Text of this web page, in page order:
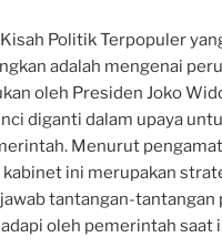
Politik Terpopuler
adalah mengenai
oleh Presiden Joko
diganti dalam upaya
Menurut
kabinet ini merupakan
tantangan-tantangan
oleh pemerintah saat